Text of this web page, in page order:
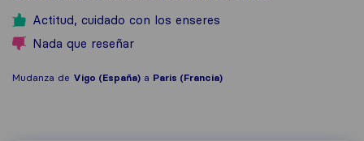
Actitud, cuidado con los enseres
Nada que reseñar
Mudanza de Vigo (España) a Paris (Francia)